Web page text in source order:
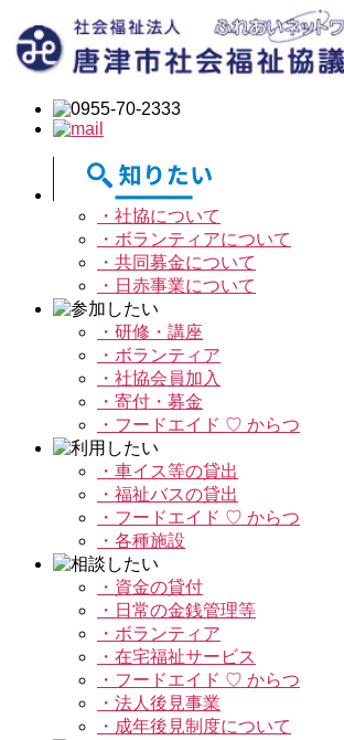
・社協について
・ボランティアについて
・共同募金について
・日赤事業について
・研修・講座
・ボランティア
・社協会員加入
・寄付・募金
・フードエイド ♡ からつ
・車イス等の貸出
・福祉バスの貸出
・フードエイド ♡ からつ
・各種施設
・資金の貸付
・日常の金銭管理等
・ボランティア
・在宅福祉サービス
・フードエイド ♡ からつ
・法人後見事業
・成年後見制度について